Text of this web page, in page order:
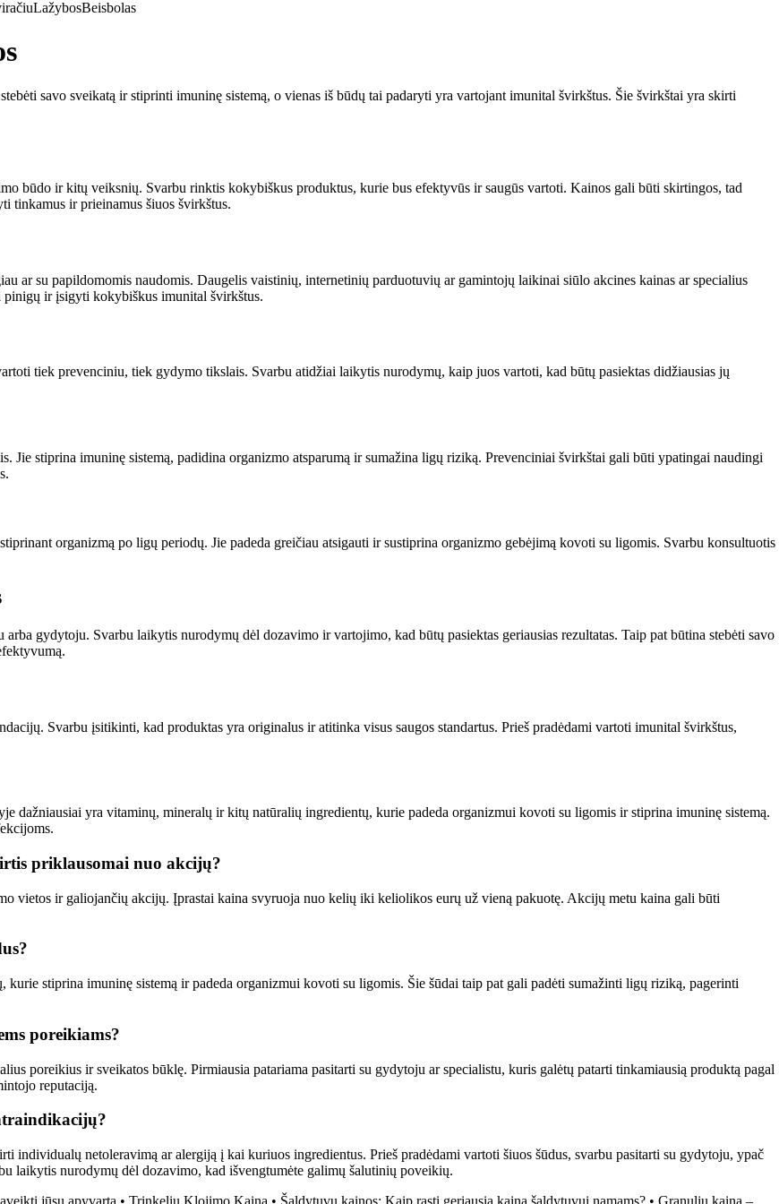
LažybosBeisbolas
savo sveikatą ir stiprinti imuninę sistemą, o vienas iš būdų tai padaryti yra vartojant imunital švirkštus. Šie švirkštai yra skirti
būdo ir kitų veiksnių. Svarbu rinktis kokybiškus produktus, kurie bus efektyvūs ir saugūs vartoti. Kainos gali būti skirtingos, tad
tinkamus ir prieinamus šiuos švirkštus.
ar su papildomomis naudomis. Daugelis vaistinių, internetinių parduotuvių ar gamintojų laikinai siūlo akcines kainas ar specialius
pinigų ir įsigyti kokybiškus imunital švirkštus.
tiek prevenciniu, tiek gydymo tikslais. Svarbu atidžiai laikytis nurodymų, kaip juos vartoti, kad būtų pasiektas didžiausias jų
Jie stiprina imuninę sistemą, padidina organizmo atsparumą ir sumažina ligų riziką. Prevenciniai švirkštai gali būti ypatingai naudingi
organizmą po ligų periodų. Jie padeda greičiau atsigauti ir sustiprina organizmo gebėjimą kovoti su ligomis. Svarbu konsultuotis
gydytoju. Svarbu laikytis nurodymų dėl dozavimo ir vartojimo, kad būtų pasiektas geriausias rezultatas. Taip pat būtina stebėti savo
Svarbu įsitikinti, kad produktas yra originalus ir atitinka visus saugos standartus. Prieš pradėdami vartoti imunital švirkštus,
dažniausiai yra vitaminų, mineralų ir kitų natūralių ingredientų, kurie padeda organizmui kovoti su ligomis ir stiprina imuninę sistemą.
priklausomai nuo akcijų?
vietos ir galiojančių akcijų. Įprastai kaina svyruoja nuo kelių iki keliolikos eurų už vieną pakuotę. Akcijų metu kaina gali būti
stiprina imuninę sistemą ir padeda organizmui kovoti su ligomis. Šie šūdai taip pat gali padėti sumažinti ligų riziką, pagerinti
poreikiams?
poreikius ir sveikatos būklę. Pirmiausia patariama pasitarti su gydytoju ar specialistu, kuris galėtų patarti tinkamiausią produktą pagal
reputaciją.
individualų netoleravimą ar alergiją į kai kuriuos ingredientus. Prieš pradėdami vartoti šiuos šūdus, svarbu pasitarti su gydytoju, ypač
laikytis nurodymų dėl dozavimo, kad išvengtumėte galimų šalutinių poveikių.
jūsų apyvartą • Trinkelių Klojimo Kaina • Šaldytuvų kainos: Kaip rasti geriausią kainą šaldytuvui namams? • Granulių kaina –